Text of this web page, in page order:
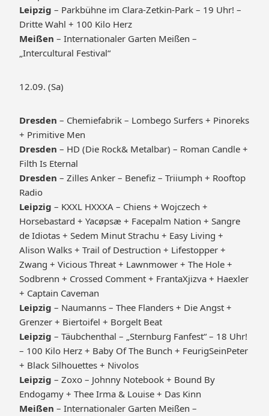
Leipzig – Parkbühne im Clara-Zetkin-Park – 19 Uhr! –
Dritte Wahl + 100 Kilo Herz
Meißen – Internationaler Garten Meißen –
„Intercultural Festival“
12.09. (Sa)
Dresden – Chemiefabrik – Lombego Surfers + Pinoreks
+ Primitive Men
Dresden – HD (Die Rock& Metalbar) – Roman Candle +
Filth Is Eternal
Dresden – Zilles Anker – Benefiz – Triiumph + Rooftop
Radio
Leipzig – KXXL HXXXA – Chiens + Wojczech +
Horsebastard + Yacøpsæ + Facepalm Nation + Sangre
de Idiotas + Sedem Minut Strachu + Easy Living +
Alison Walks + Trail of Destruction + Lifestopper +
Zwang + Vicious Threat + Lawnmower + The Hole +
Sodbrenn + Crossed Comment + FrantaXjizva + Haexler
+ Captain Caveman
Leipzig – Naumanns – Thee Flanders + Die Angst +
Grenzer + Biertoifel + Borgelt Beat
Leipzig – Täubchenthal – „Sternburg Fanfest“ – 18 Uhr!
– 100 Kilo Herz + Baby Of The Bunch + FeurigSeinPeter
+ Black Silhouettes + Nivolos
Leipzig – Zoxo – Johnny Notebook + Bound By
Endogamy + Thee Irma & Louise + Das Kinn
Meißen – Internationaler Garten Meißen –